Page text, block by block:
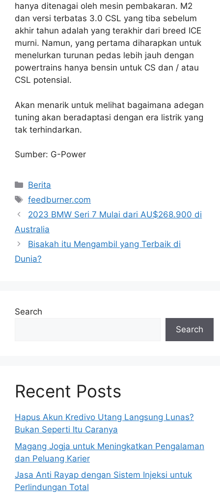
hanya ditenagai oleh mesin pembakaran. M2
dan versi terbatas 3.0 CSL yang tiba sebelum
akhir tahun adalah yang terakhir dari breed ICE
murni. Namun, yang pertama diharapkan untuk
menelurkan turunan pedas lebih jauh dengan
powertrains hanya bensin untuk CS dan / atau
CSL potensial.
Akan menarik untuk melihat bagaimana adegan
tuning akan beradaptasi dengan era listrik yang
tak terhindarkan.
Sumber: G-Power
Categories
Berita
Tags
feedburner.com
2023 BMW Seri 7 Mulai dari AU$268.900 di
Australia
Bisakah itu Mengambil yang Terbaik di
Dunia?
Search
Search
Recent Posts
Hapus Akun Kredivo Utang Langsung Lunas?
Bukan Seperti Itu Caranya
Magang Jogja untuk Meningkatkan Pengalaman
dan Peluang Karier
Jasa Anti Rayap dengan Sistem Injeksi untuk
Perlindungan Total